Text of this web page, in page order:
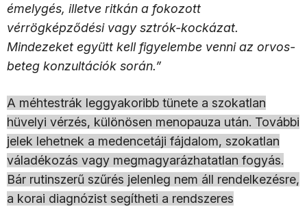
émelygés, illetve ritkán a fokozott
vérrögképződési vagy sztrók-kockázat.
Mindezeket együtt kell figyelembe venni az orvos-
beteg konzultációk során.”
A méhtestrák leggyakoribb tünete a szokatlan
hüvelyi vérzés, különösen menopauza után. További
jelek lehetnek a medencetáji fájdalom, szokatlan
váladékozás vagy megmagyarázhatatlan fogyás.
Bár rutinszerű szűrés jelenleg nem áll rendelkezésre,
a korai diagnózist segítheti a rendszeres